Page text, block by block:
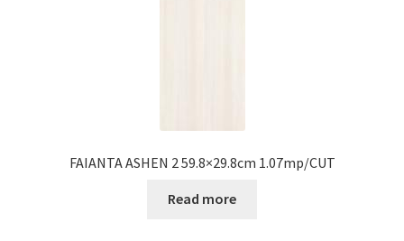
FAIANTA ASHEN 2 59.8×29.8cm 1.07mp/CUT
Read more